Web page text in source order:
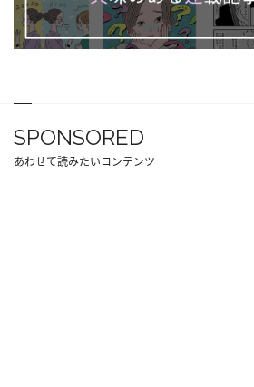
SPONSORED
あわせて読みたいコンテンツ